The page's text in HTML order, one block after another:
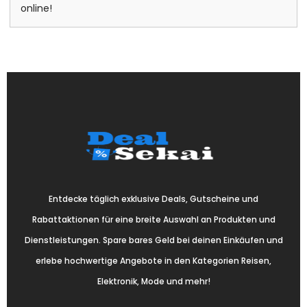
online!
Entdecke täglich exklusive Deals, Gutscheine und
Rabattaktionen für eine breite Auswahl an Produkten und
Dienstleistungen. Spare bares Geld bei deinen Einkäufen und
erlebe hochwertige Angebote in den Kategorien Reisen,
Elektronik, Mode und mehr!